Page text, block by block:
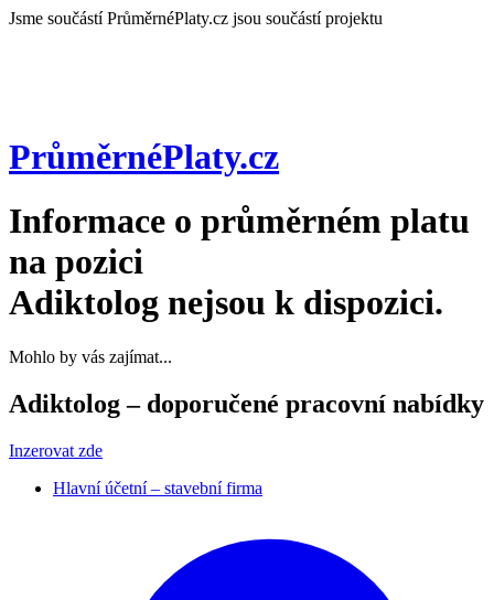
Jsme součástí PrůměrnéPlaty.cz jsou součástí projektu
PrůměrnéPlaty.cz
Informace o průměrném platu
na pozici
Adiktolog nejsou k dispozici.
Mohlo by vás zajímat...
Adiktolog – doporučené pracovní nabídky
Inzerovat zde
Hlavní účetní – stavební firma